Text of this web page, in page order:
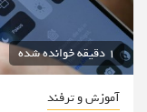
1 دقیقه خوانده شده
آموزش و ترفند